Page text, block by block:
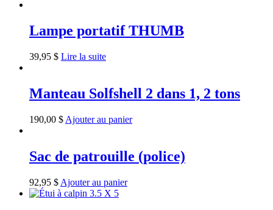
Lampe portatif THUMB
39,95 $ Lire la suite
Manteau Solfshell 2 dans 1, 2 tons
190,00 $ Ajouter au panier
Sac de patrouille (police)
92,95 $ Ajouter au panier